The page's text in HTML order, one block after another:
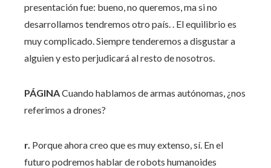
presentación fue: bueno, no queremos, ma si no
desarrollamos tendremos otro país. . El equilibrio es
muy complicado. Siempre tenderemos a disgustar a
alguien y esto perjudicará al resto de nosotros.
PÁGINACuando hablamos de armas autónomas, ¿nos
referimos a drones?
r. Porque ahora creo que es muy extenso, sí. En el
futuro podremos hablar de robots humanoides